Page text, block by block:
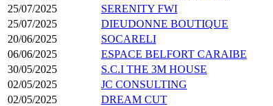
25/07/2025
SERENITY FWI
25/07/2025
DIEUDONNE BOUTIQUE
20/06/2025
SOCARELI
06/06/2025
ESPACE BELFORT CARAIBE
30/05/2025
S.C.I THE 3M HOUSE
02/05/2025
JC CONSULTING
02/05/2025
DREAM CUT